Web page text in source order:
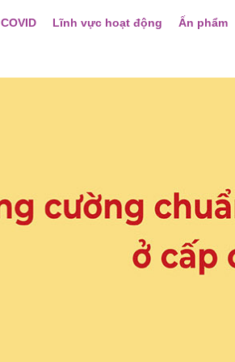
Lĩnh vực hoạt động Ấn phẩm